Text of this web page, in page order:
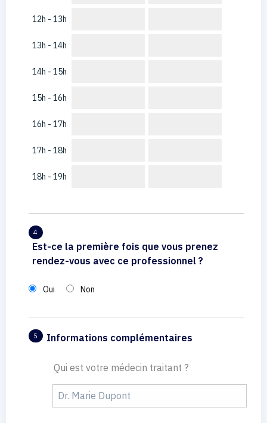
12h - 13h
13h - 14h
14h - 15h
15h - 16h
16h - 17h
17h - 18h
18h - 19h
4
Est-ce la première fois que vous prenez
rendez-vous avec ce professionnel ?
Oui Non
5 Informations complémentaires
Qui est votre médecin traitant ?